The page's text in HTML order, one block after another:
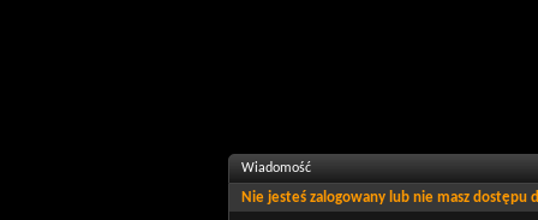
Wiadomość
Nie jesteś zalogowany lub nie masz